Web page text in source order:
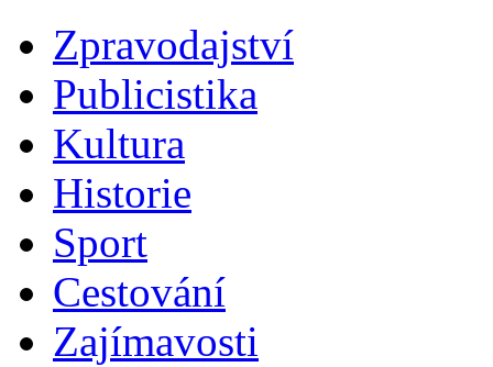
Zpravodajství
Publicistika
Kultura
Historie
Sport
Cestování
Zajímavosti